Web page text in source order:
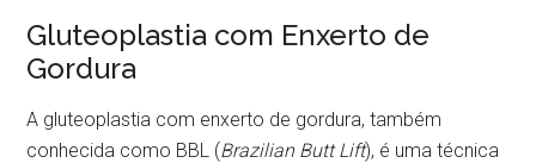
Gluteoplastia com Enxerto de
Gordura
A gluteoplastia com enxerto de gordura, também
conhecida como BBL (Brazilian Butt Lift), é uma técnica